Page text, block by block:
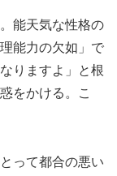
能天気な性格の
能力の欠如」で
りますよ」と根
をかける。こ
って都合の悪い